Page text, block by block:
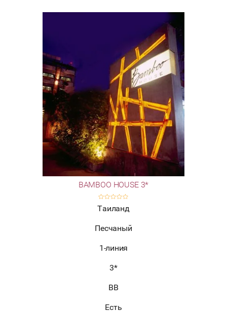
BAMBOO HOUSE 3*
Таиланд
Песчаный
1-линия
3*
BB
Есть